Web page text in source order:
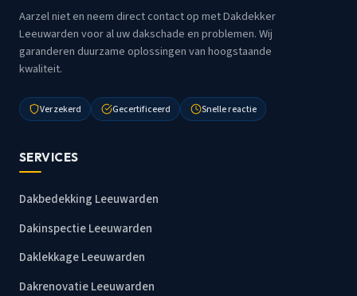
Aarzel niet en neem direct contact op met Dakdekker
Leeuwarden voor al uw dakschade en problemen. Wij
garanderen duurzame oplossingen van hoogstaande
kwaliteit.
Verzekerd Gecertificeerd Snelle reactie
SERVICES
Dakbedekking Leeuwarden
Dakinspectie Leeuwarden
Daklekkage Leeuwarden
Dakrenovatie Leeuwarden